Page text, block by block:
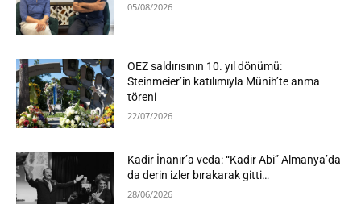
05/08/2026
OEZ saldırısının 10. yıl dönümü:
Steinmeier’in katılımıyla Münih’te anma
töreni
22/07/2026
Kadir İnanır’a veda: “Kadir Abi” Almanya’da
da derin izler bırakarak gitti…
28/06/2026